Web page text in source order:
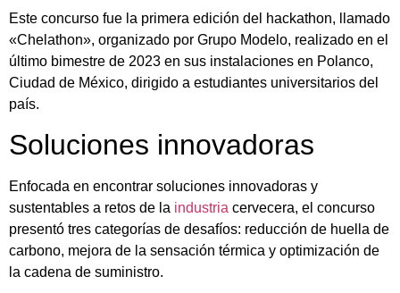
Este concurso fue la primera edición del hackathon, llamado
«Chelathon», organizado por Grupo Modelo, realizado en el
último bimestre de 2023 en sus instalaciones en Polanco,
Ciudad de México, dirigido a estudiantes universitarios del
país.
Soluciones innovadoras
Enfocada en encontrar soluciones innovadoras y
sustentables a retos de la industria cervecera, el concurso
presentó tres categorías de desafíos: reducción de huella de
carbono, mejora de la sensación térmica y optimización de
la cadena de suministro.